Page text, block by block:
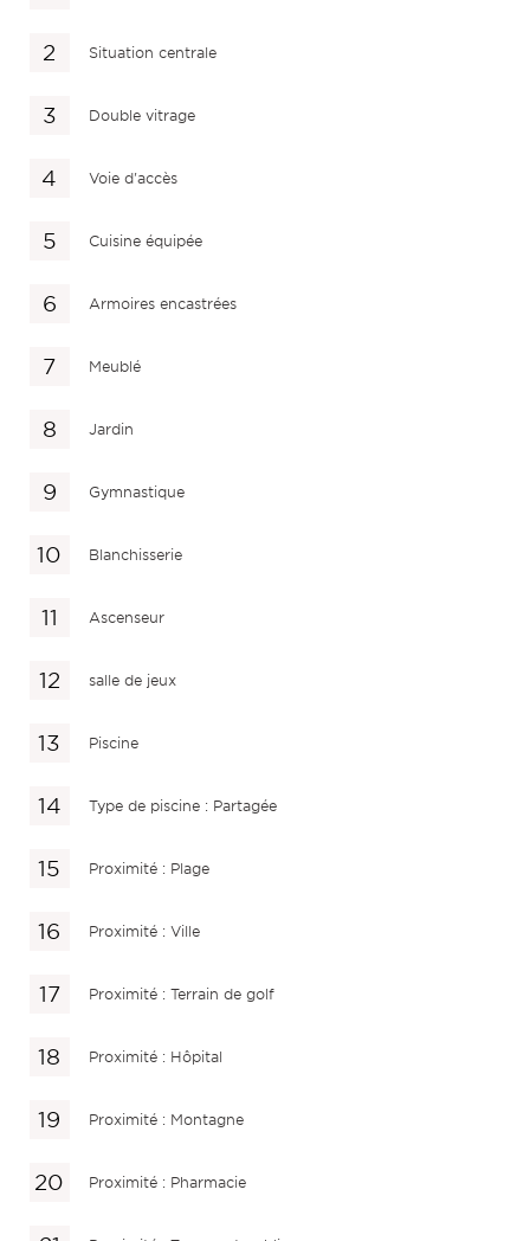
Situation centrale
Double vitrage
Voie d'accès
Cuisine équipée
Armoires encastrées
Meublé
Jardin
Gymnastique
Blanchisserie
Ascenseur
salle de jeux
Piscine
Type de piscine : Partagée
Proximité : Plage
Proximité : Ville
Proximité : Terrain de golf
Proximité : Hôpital
Proximité : Montagne
Proximité : Pharmacie